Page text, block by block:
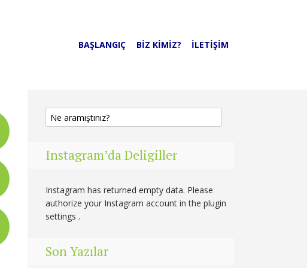
BAŞLANGIÇ BIZ KIMIZ? İLETIŞIM
Instagram’da Deligiller
Instagram has returned empty data. Please
authorize your Instagram account in the plugin
settings .
Son Yazılar